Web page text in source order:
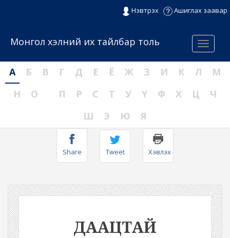
Нэвтрэх Ашиглах заавар
Menu
Монгол хэлний их тайлбар толь
А Б В Г Д Е Ё Ж З И К Л
М
Н
О П Р С Т У Ү Ф Х Ц
Ч
Ш
Э Ю Я
Share Tweet Хэвлэх
ДААЦТАЙ